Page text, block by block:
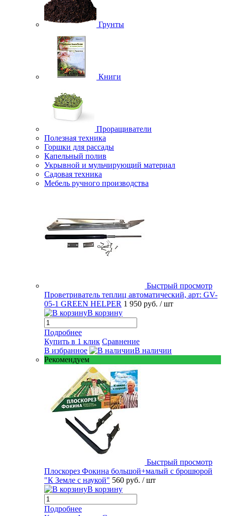
Грунты
Книги
Проращиватели
Полезная техника
Горшки для рассады
Капельный полив
Укрывной и мульчирующий материал
Садовая техника
Мебель ручного производства
Быстрый просмотр
Проветриватель теплиц автоматический, арт: GV-
05-1 GREEN HELPER 1 950 руб. / шт
В корзину
Подробнее
Купить в 1 клик Сравнение
В избранное
В наличии
Рекомендуем
Быстрый просмотр
Плоскорез Фокина большой+малый с брошюрой
"К Земле с наукой" 560 руб. / шт
В корзину
Подробнее